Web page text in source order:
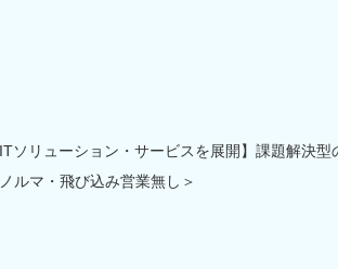
ソリューション・サービスを展開】課題解決型
ルマ・飛び込み営業無し＞